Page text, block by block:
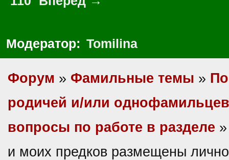
Модератор: Tomilina
Форум » Фамильные темы »
родичей и/или однофамильцев
вопросы по работе в разделе
и моих предков размещены